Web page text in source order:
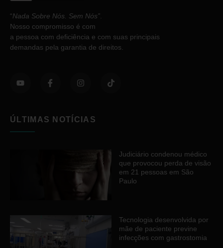
“Nada Sobre Nós. Sem Nós”
Nosso compromisso é com
a pessoa com deficiência e com suas principais
demandas pela garantia de direitos.
ÚLTIMAS NOTÍCIAS
Judiciário condenou médico
que provocou perda de visão
em 21 pessoas em São
Paulo
Tecnologia desenvolvida por
mãe de paciente previne
infecções com gastrostomia